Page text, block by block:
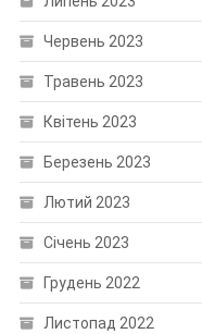
Червень 2023
Травень 2023
Квітень 2023
Березень 2023
Лютий 2023
Січень 2023
Грудень 2022
Листопад 2022